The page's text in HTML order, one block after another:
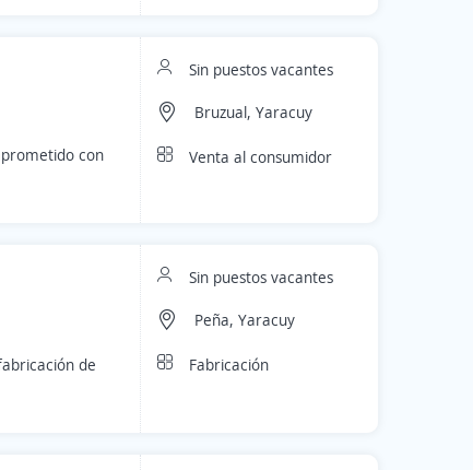
con
Sin puestos vacantes
Bruzual, Yaracuy
Venta al consumidor
de
Sin puestos vacantes
Peña, Yaracuy
Fabricación